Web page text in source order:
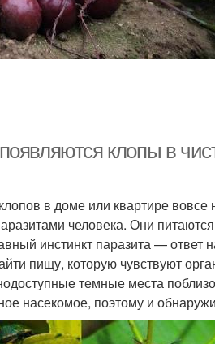
клопы в
в доме или квартире вовсе
человека. Они
инстинкт паразита — ответ
пищу, которую чувствуют
темные места
насекомое, поэтому и